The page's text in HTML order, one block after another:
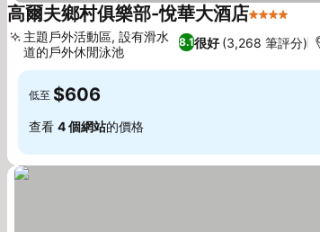
高爾夫鄉村俱樂部-悅華大酒店4 星級
8.1很好 (3,268 筆評分)
主題戶外活動區, 設有滑水
道的戶外休閒泳池
低至 $606
查看 4 個網站的價格